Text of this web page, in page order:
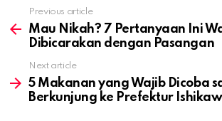
more
Previous article
Mau Nikah? 7 Pertanyaan Ini
Dibicarakan dengan Pasangan
Next article
5 Makanan yang Wajib Dicoba
Berkunjung ke Prefektur